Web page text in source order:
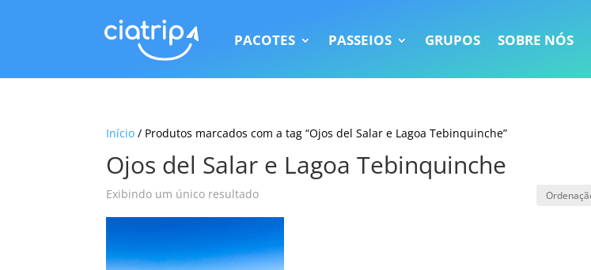
PACOTES PASSEIOS GRUPOS SOBRE NÓS
Início / Produtos marcados com a tag “Ojos del Salar e Lagoa Tebinquinche”
Ojos del Salar e Lagoa Tebinquinche
Exibindo um único resultado